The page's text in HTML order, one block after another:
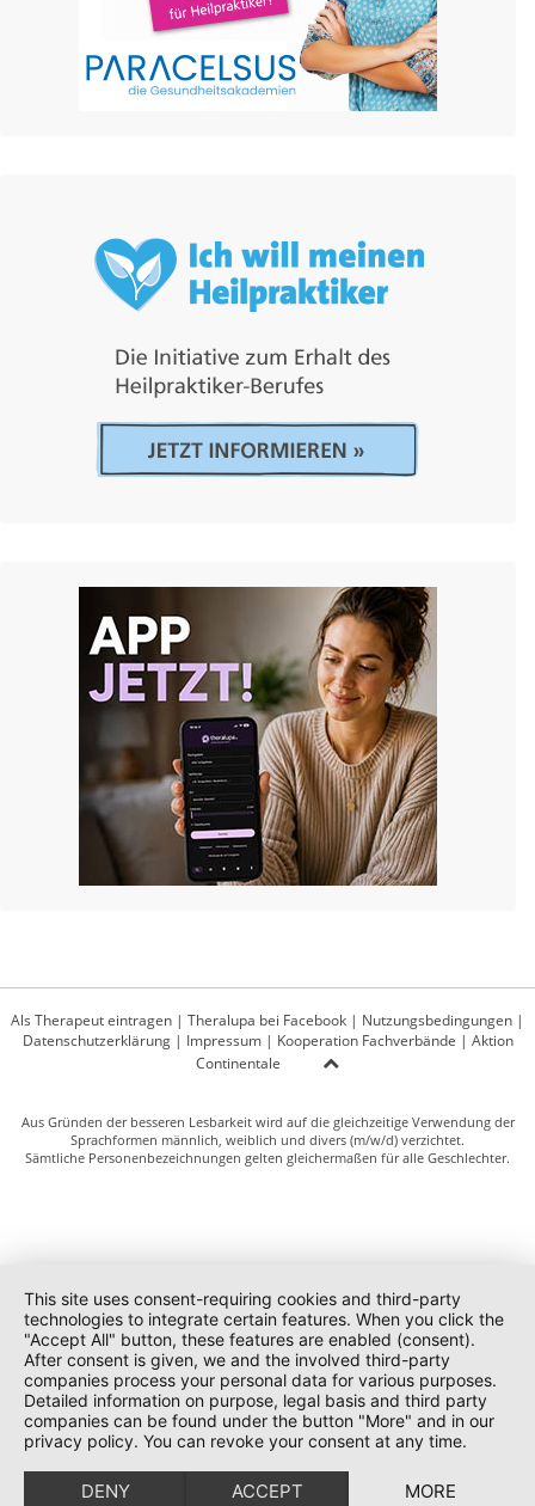
Als Therapeut eintragen | Theralupa bei Facebook | Nutzungsbedingungen |
Datenschutzerklärung| Impressum| Kooperation Fachverbände | Aktion
Continentale
Aus Gründen der besseren Lesbarkeit wird auf die gleichzeitige Verwendung der
Sprachformen männlich, weiblich und divers (m/w/d) verzichtet.
Sämtliche Personenbezeichnungen gelten gleichermaßen für alle Geschlechter.
This site uses consent-requiring cookies and third-party
technologies to integrate certain features. When you click the
"Accept All" button, these features are enabled (consent).
After consent is given, we and the involved third-party
companies process your personal data for various purposes.
Detailed information on purpose, legal basis and third party
companies can be found under the button "More" and in our
privacy policy. You can revoke your consent at any time.
DENY ACCEPT MORE